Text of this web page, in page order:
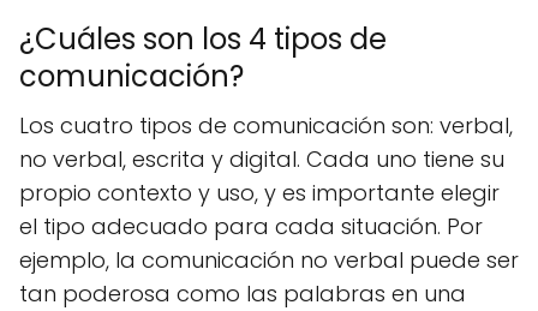
¿Cuáles son los 4 tipos de
comunicación?
Los cuatro tipos de comunicación son: verbal,
no verbal, escrita y digital. Cada uno tiene su
propio contexto y uso, y es importante elegir
el tipo adecuado para cada situación. Por
ejemplo, la comunicación no verbal puede ser
tan poderosa como las palabras en una